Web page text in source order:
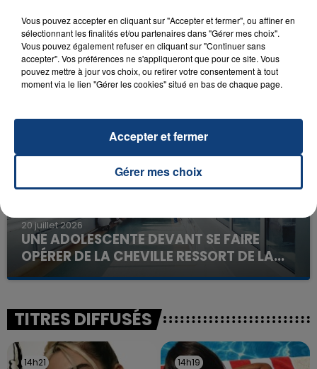
23 juillet 2026
INCENDIE MORTEL À LENS : UNE FEMME ET
SON BÉBÉ ENTRE LA VIE ET LA...
d'un liquide inflammable.
20 juillet 2026
UNE ADOLESCENTE DEVANT SE FAIRE
OPÉRER DE LA CHEVILLE RESSORT DE LA...
La famille a porté plainte contre la clinique qui a
excuses.
TITRES DIFFUSÉS
14h21
14h21 14h19
14h19
Vous pouvez accepter en cliquant sur "Accepter et fermer", ou affiner en
sélectionnant les finalités et/ou partenaires dans "Gérer mes choix".
Vous pouvez également refuser en cliquant sur "Continuer sans
accepter". Vos préférences ne s'appliqueront que pour ce site. Vous
pouvez mettre à jour vos choix, ou retirer votre consentement à tout
moment via le lien "Gérer les cookies" situé en bas de chaque page.
Gérer mes choix
Accepter et fermer